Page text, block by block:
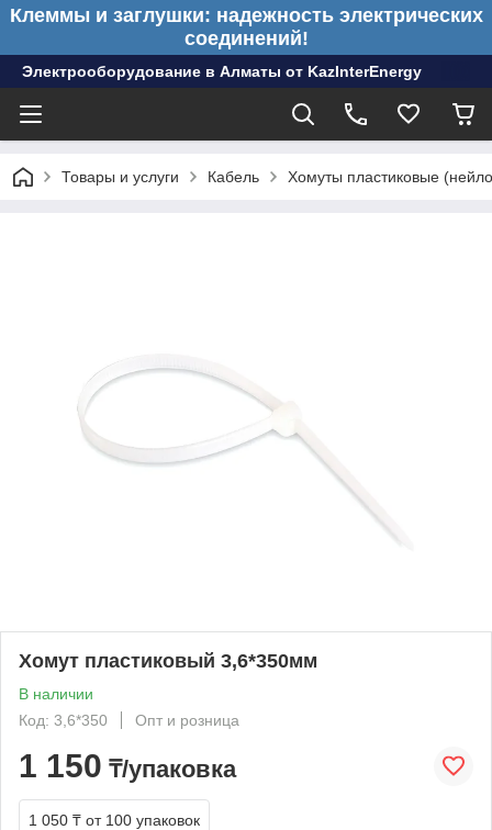
Клеммы и заглушки: надежность электрических
соединений!
Электрооборудование в Алматы от KazInterEnergy
Товары и услуги Кабель Хомуты пластиковые
Хомут пластиковый 3,6*350мм
В наличии
Код: 3,6*350
Опт и розница
1 150 ₸/упаковка
1 050 ₸ от 100 упаковок